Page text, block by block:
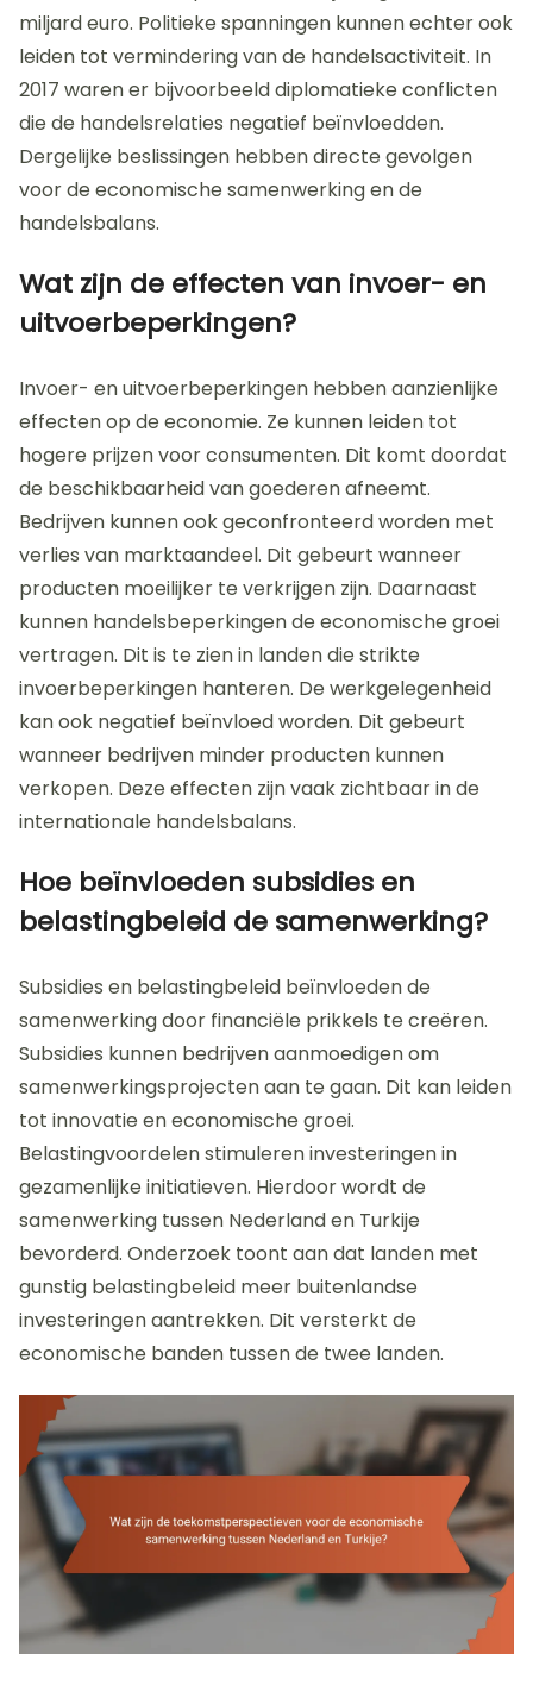
miljard euro. Politieke spanningen kunnen echter ook
leiden tot vermindering van de handelsactiviteit. In
2017 waren er bijvoorbeeld diplomatieke conflicten
die de handelsrelaties negatief beïnvloedden.
Dergelijke beslissingen hebben directe gevolgen
voor de economische samenwerking en de
handelsbalans.
Wat zijn de effecten van invoer- en
uitvoerbeperkingen?
Invoer- en uitvoerbeperkingen hebben aanzienlijke
effecten op de economie. Ze kunnen leiden tot
hogere prijzen voor consumenten. Dit komt doordat
de beschikbaarheid van goederen afneemt.
Bedrijven kunnen ook geconfronteerd worden met
verlies van marktaandeel. Dit gebeurt wanneer
producten moeilijker te verkrijgen zijn. Daarnaast
kunnen handelsbeperkingen de economische groei
vertragen. Dit is te zien in landen die strikte
invoerbeperkingen hanteren. De werkgelegenheid
kan ook negatief beïnvloed worden. Dit gebeurt
wanneer bedrijven minder producten kunnen
verkopen. Deze effecten zijn vaak zichtbaar in de
internationale handelsbalans.
Hoe beïnvloeden subsidies en
belastingbeleid de samenwerking?
Subsidies en belastingbeleid beïnvloeden de
samenwerking door financiële prikkels te creëren.
Subsidies kunnen bedrijven aanmoedigen om
samenwerkingsprojecten aan te gaan. Dit kan leiden
tot innovatie en economische groei.
Belastingvoordelen stimuleren investeringen in
gezamenlijke initiatieven. Hierdoor wordt de
samenwerking tussen Nederland en Turkije
bevorderd. Onderzoek toont aan dat landen met
gunstig belastingbeleid meer buitenlandse
investeringen aantrekken. Dit versterkt de
economische banden tussen de twee landen.